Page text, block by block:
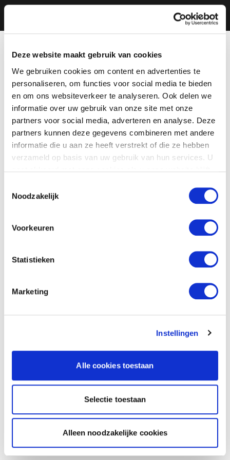
Deze website maakt gebruik van cookies
We gebruiken cookies om content en advertenties te
personaliseren, om functies voor social media te bieden
en om ons websiteverkeer te analyseren. Ook delen we
informatie over uw gebruik van onze site met onze
partners voor social media, adverteren en analyse. Deze
partners kunnen deze gegevens combineren met andere
informatie die u aan ze heeft verstrekt of die ze hebben
verzameld op basis van uw gebruik van hun services. U
Noodzakelijk
Voorkeuren
Statistieken
Marketing
Instellingen
Alle cookies toestaan
Selectie toestaan
Alleen noodzakelijke cookies